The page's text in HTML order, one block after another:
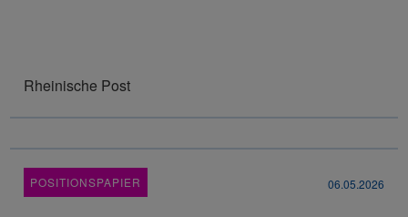
Rheinische Post
POSITIONSPAPIER 06.05.2026